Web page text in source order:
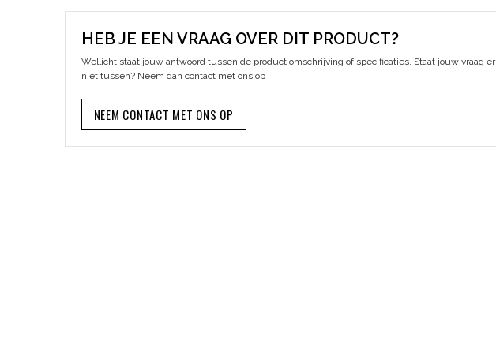
HEB JE EEN VRAAG OVER DIT PRODUCT?
Wellicht staat jouw antwoord tussen de product omschrijving of specificaties. Staat jouw vraag er
niet tussen? Neem dan contact met ons op
NEEM CONTACT MET ONS OP